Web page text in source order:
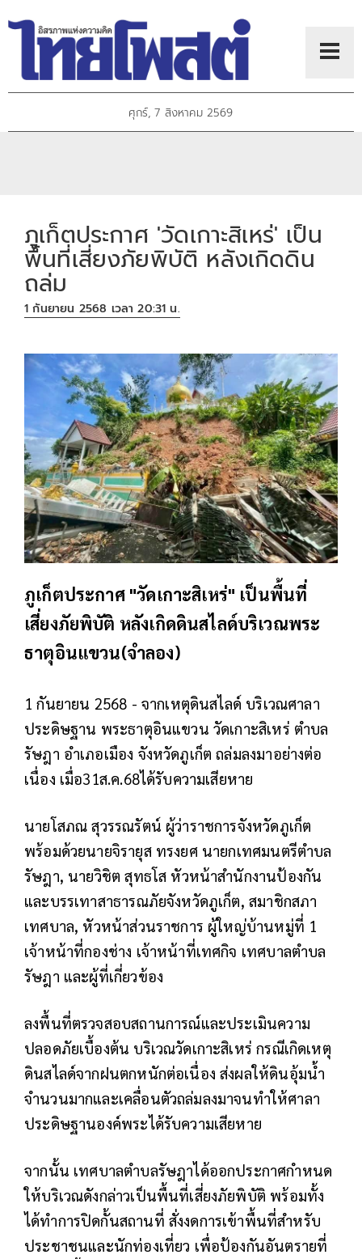
ศุกร์, 7 สิงหาคม 2569
ภูเก็ตประกาศ 'วัดเกาะสิเหร่' เป็น
พื้นที่เสี่ยงภัยพิบัติ หลังเกิดดิน
ถล่ม
1 กันยายน 2568 เวลา 20:31 น.
ภูเก็ตประกาศ "วัดเกาะสิเหร่" เป็นพื้นที่
เสี่ยงภัยพิบัติ หลังเกิดดินสไลด์บริเวณพระ
ธาตุอินแขวน(จำลอง)
1 กันยายน 2568 - จากเหตุดินสไลด์ บริเวณศาลา
ประดิษฐาน พระธาตุอินแขวน วัดเกาะสิเหร่ ตำบล
รัษฎา อำเภอเมือง จังหวัดภูเก็ต ถล่มลงมาอย่างต่อ
เนื่อง เมื่อ31ส.ค.68ได้รับความเสียหาย
นายโสภณ สุวรรณรัตน์ ผู้ว่าราชการจังหวัดภูเก็ต
พร้อมด้วยนายจิรายุส ทรงยศ นายกเทศมนตรีตำบล
รัษฎา, นายวิชิต สุทธโส หัวหน้าสำนักงานป้องกัน
และบรรเทาสาธารณภัยจังหวัดภูเก็ต, สมาชิกสภา
เทศบาล, หัวหน้าส่วนราชการ ผู้ใหญ่บ้านหมู่ที่ 1
เจ้าหน้าที่กองช่าง เจ้าหน้าที่เทศกิจ เทศบาลตำบล
รัษฎา และผู้ที่เกี่ยวข้อง
ลงพื้นที่ตรวจสอบสถานการณ์และประเมินความ
ปลอดภัยเบื้องต้น บริเวณวัดเกาะสิเหร่ กรณีเกิดเหตุ
ดินสไลด์จากฝนตกหนักต่อเนื่อง ส่งผลให้ดินอุ้มน้ำ
จำนวนมากและเคลื่อนตัวถล่มลงมาจนทำให้ศาลา
ประดิษฐานองค์พระได้รับความเสียหาย
จากนั้น เทศบาลตำบลรัษฎาได้ออกประกาศกำหนด
ให้บริเวณดังกล่าวเป็นพื้นที่เสี่ยงภัยพิบัติ พร้อมทั้ง
ได้ทำการปิดกั้นสถานที่ สั่งงดการเข้าพื้นที่สำหรับ
ประชาชนและนักท่องเที่ยว เพื่อป้องกันอันตรายที่